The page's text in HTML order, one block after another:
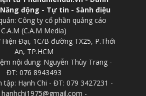
động - Tự tin - Sành điệu
Công ty cổ phần quảng cáo
C.A.M (C.A.M Media)
Hiện Đại, 1C/B đường TX25, P.Thới
An, TP.HCM
nội dung: Nguyễn Thùy Trang -
ĐT: 076 8943493
tập: Hạnh Chi - ĐT: 079 3427231 -
hanhchi1975@gmail.com -